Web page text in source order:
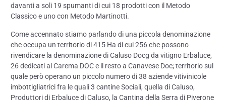
davanti a soli 19 spumanti di cui 18 prodotti con il Metodo
Classico e uno con Metodo Martinotti.
Come accennato stiamo parlando di una piccola denominazione
che occupa un territorio di 415 Ha di cui 256 che possono
rivendicare la denominazione di Caluso Docg da vitigno Erbaluce,
26 dedicati al Carema DOC e il resto a Canavese Doc; territorio sul
quale però operano un piccolo numero di 38 aziende vitivinicole
imbottigliatrici fra le quali 3 cantine Sociali, quella di Caluso,
Produttori di Erbaluce di Caluso, la Cantina della Serra di Piverone